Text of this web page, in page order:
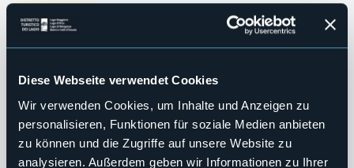
Diese Webseite verwendet Cookies
Wir verwenden Cookies, um Inhalte und Anzeigen zu
personalisieren, Funktionen für soziale Medien anbieten
zu können und die Zugriffe auf unsere Website zu
analysieren. Außerdem geben wir Informationen zu Ihrer
0